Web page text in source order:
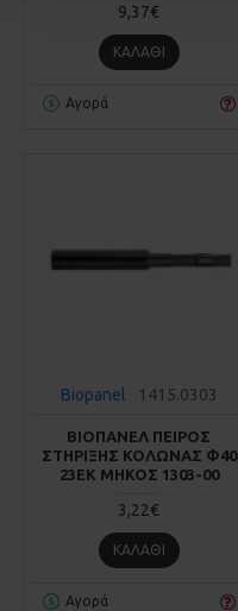
9,37€
ΚΑΛΆΘΙ
Αγορά
Biopanel 1415.0303
ΒΙΟΠΑΝΕΛ ΠΕΙΡΟΣ
ΣΤΗΡΙΞΗΣ ΚΟΛΩΝΑΣ Φ40
23ΕΚ ΜΗΚΟΣ 1303-00
3,22€
ΚΑΛΆΘΙ
Αγορά